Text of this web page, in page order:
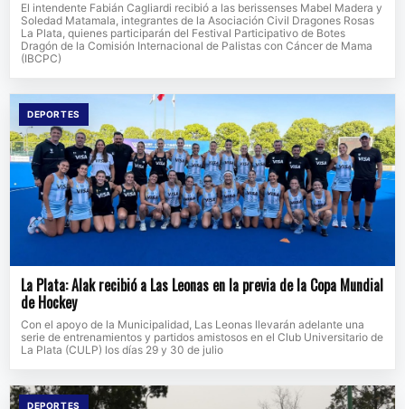
El intendente Fabián Cagliardi recibió a las berissenses Mabel Madera y
Soledad Matamala, integrantes de la Asociación Civil Dragones Rosas
La Plata, quienes participarán del Festival Participativo de Botes
Dragón de la Comisión Internacional de Palistas con Cáncer de Mama
(IBCPC)
DEPORTES
La Plata: Alak recibió a Las Leonas en la previa de la Copa Mundial
de Hockey
Con el apoyo de la Municipalidad, Las Leonas llevarán adelante una
serie de entrenamientos y partidos amistosos en el Club Universitario de
La Plata (CULP) los días 29 y 30 de julio
DEPORTES